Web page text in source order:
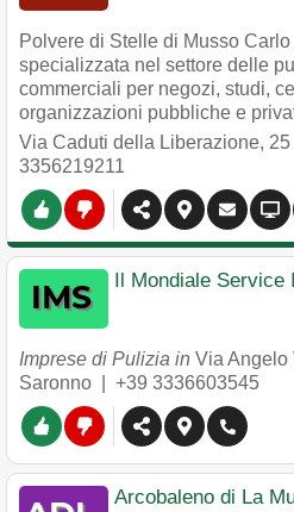
Polvere di Stelle di Musso
specializzata nel settore delle
commerciali per negozi, studi,
organizzazioni pubbliche e
Via Caduti della Liberazione, 25
3356219211
Il Mondiale Service
Imprese di Pulizia in Via Angelo
Saronno
+39 3336603545
Arcobaleno di La